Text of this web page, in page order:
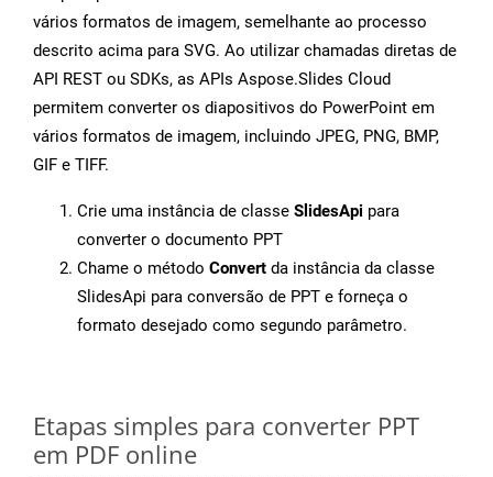
vários formatos de imagem, semelhante ao processo
descrito acima para SVG. Ao utilizar chamadas diretas de
API REST ou SDKs, as APIs Aspose.Slides Cloud
permitem converter os diapositivos do PowerPoint em
vários formatos de imagem, incluindo JPEG, PNG, BMP,
GIF e TIFF.
Crie uma instância de classe SlidesApi para
converter o documento PPT
Chame o método Convert da instância da classe
SlidesApi para conversão de PPT e forneça o
formato desejado como segundo parâmetro.
Etapas simples para converter PPT
em PDF online